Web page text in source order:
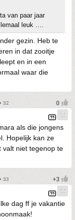
van paar jaar
leuk ….
gezin. Heb te
in dat zooitje
en in een
waar die
32
als die jongens
Hopelijk kan ze
valt niet tegenop te
33
dag ff je vakantie